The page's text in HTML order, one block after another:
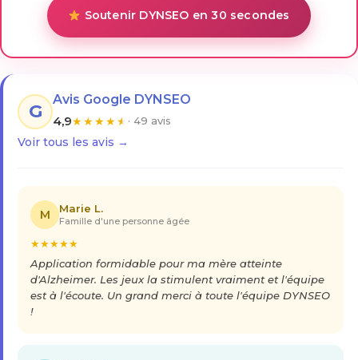
Soutenir DYNSEO en 30 secondes
G
Avis Google DYNSEO
4,9★★★★★ · 49 avis
Voir tous les avis →
M Marie L.
Famille d'une personne âgée
★★★★★
Application formidable pour ma mère atteinte
d'Alzheimer. Les jeux la stimulent vraiment et l'équipe
est à l'écoute. Un grand merci à toute l'équipe DYNSEO
!